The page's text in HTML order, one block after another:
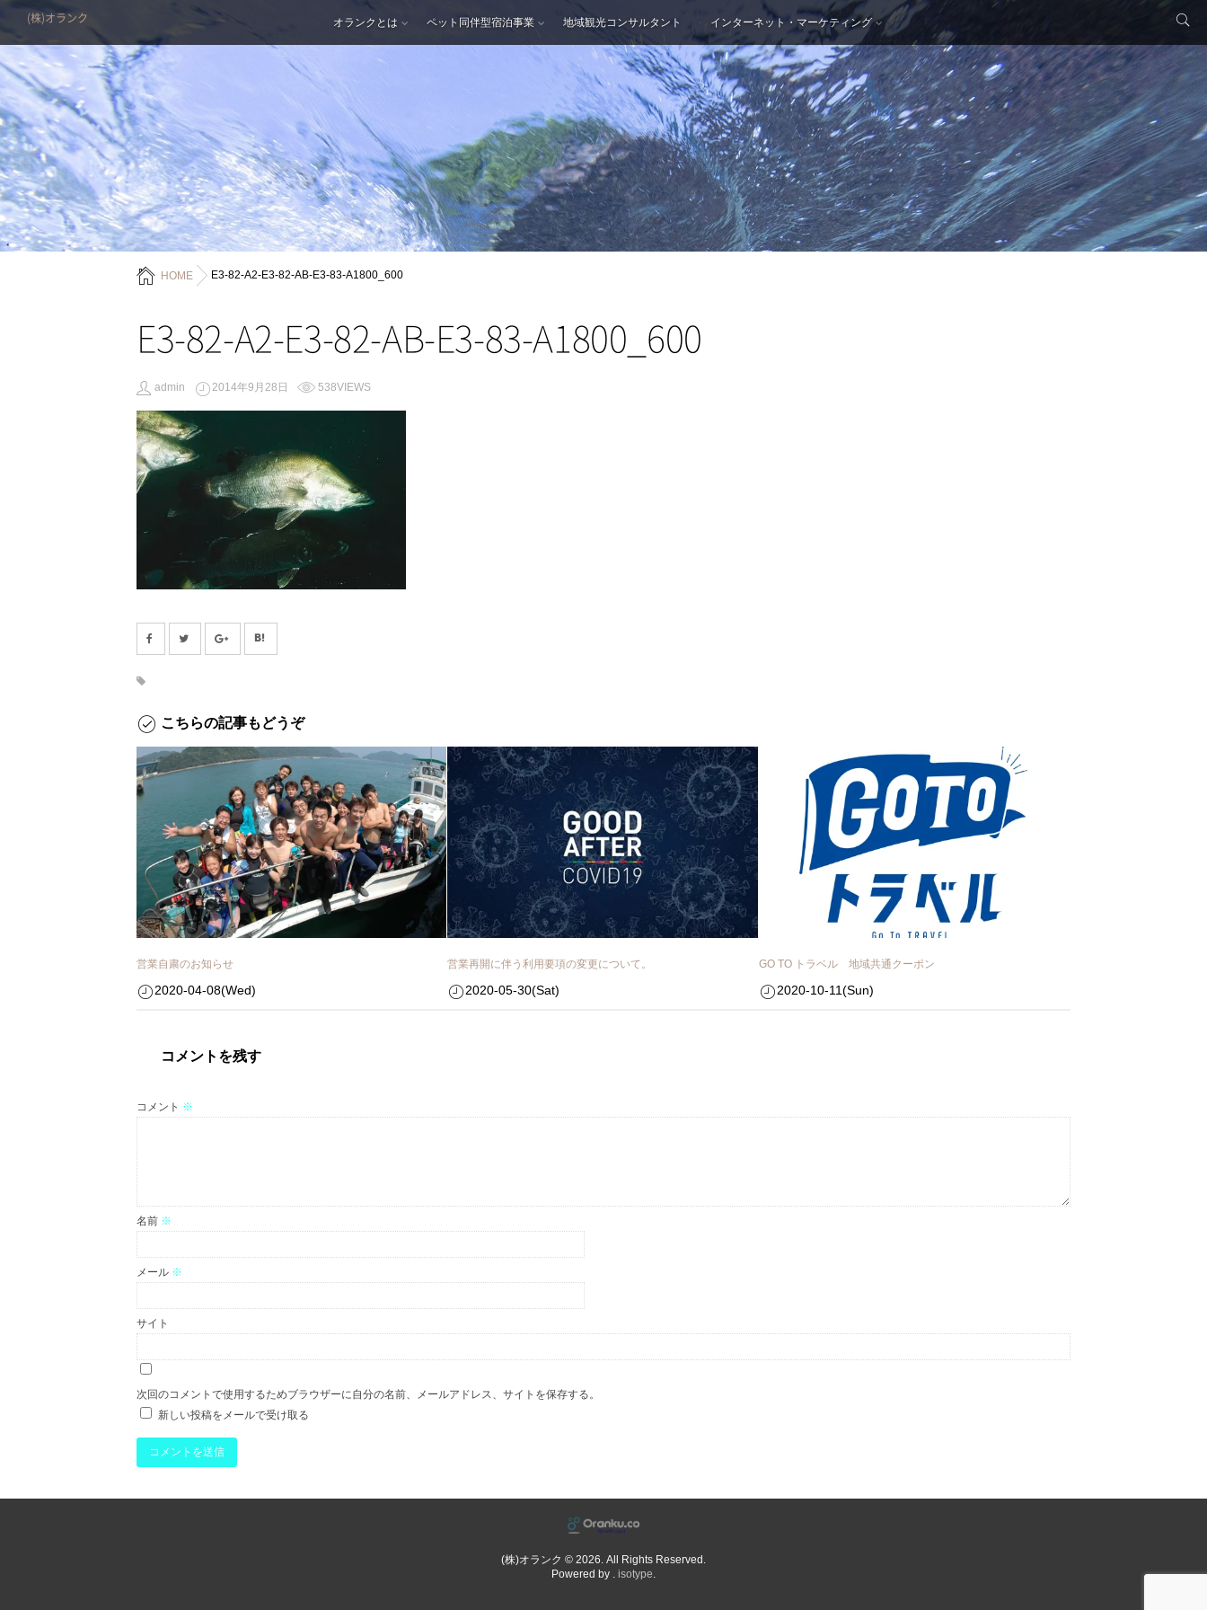
(株)オランク オランクとは ペット同伴型宿泊事業 地域観光コンサルタント インターネット・マーケティング
HOME E3-82-A2-E3-82-AB-E3-83-A1800_600
E3-82-A2-E3-82-AB-E3-83-A1800_600
admin 2014年9月28日 538VIEWS
こちらの記事もどうぞ
営業自粛のお知らせ
2020-04-08(Wed)
営業再開に伴う利用要項の変更について。
2020-05-30(Sat)
GO TO トラベル 地域共通クーポン
2020-10-11(Sun)
コメントを残す
コメント ※
名前 ※
メール ※
サイト
次回のコメントで使用するためブラウザーに自分の名前、メールアドレス、サイトを保存する。
新しい投稿をメールで受け取る
(株)オランク © 2026. All Rights Reserved.
Powered by . isotype